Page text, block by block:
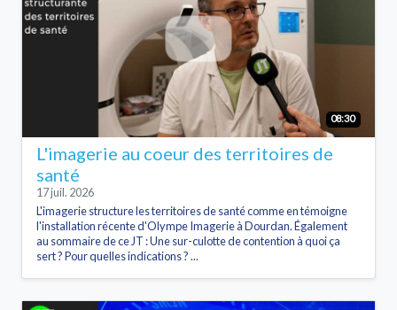
08:30
L'imagerie au coeur des territoires de
santé
17 juil. 2026
L'imagerie structure les territoires de santé comme en témoigne
l'installation récente d'Olympe Imagerie à Dourdan. Également
au sommaire de ce JT : Une sur-culotte de contention à quoi ça
sert ? Pour quelles indications ? ...